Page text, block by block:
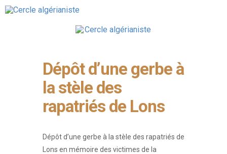
Dépôt d’une gerbe à
la stèle des
rapatriés de Lons
Dépôt d’une gerbe à la stèle des rapatriés de
Lons en mémoire des victimes de la